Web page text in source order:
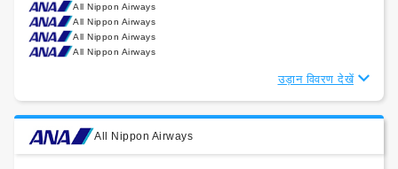
All Nippon Airways
All Nippon Airways
All Nippon Airways
All Nippon Airways
उड़ान विवरण देखें
All Nippon Airways